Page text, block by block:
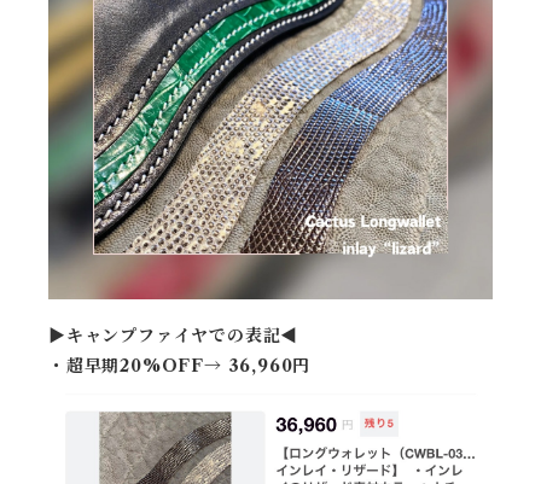
▶︎キャンプファイヤでの表記◀︎
・超早期20%OFF→ 36,960円